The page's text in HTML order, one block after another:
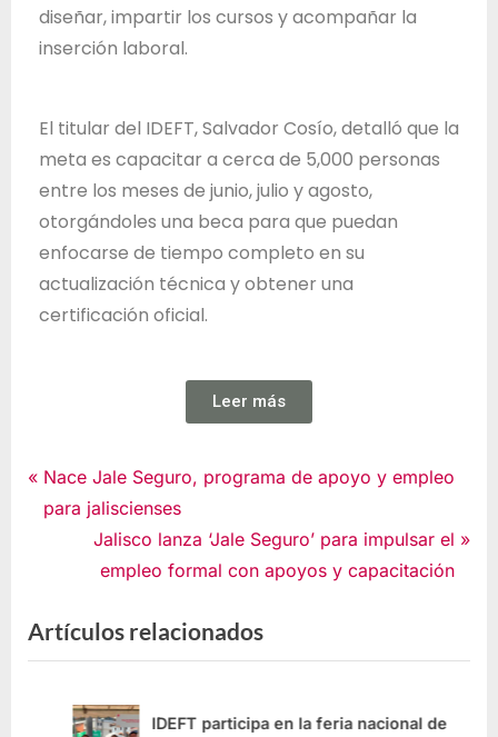
diseñar, impartir los cursos y acompañar la
inserción laboral.
El titular del IDEFT, Salvador Cosío, detalló que la
meta es capacitar a cerca de 5,000 personas
entre los meses de junio, julio y agosto,
otorgándoles una beca para que puedan
enfocarse de tiempo completo en su
actualización técnica y obtener una
certificación oficial.
Leer más
Noticias
Nace Jale Seguro, programa de apoyo y empleo
para jaliscienses
Jalisco lanza ‘Jale Seguro’ para impulsar el
empleo formal con apoyos y capacitación
Artículos relacionados
IDEFT participa en la feria nacional de